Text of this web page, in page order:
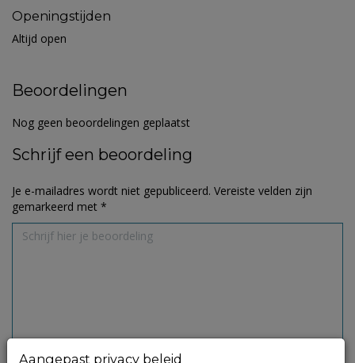
Openingstijden
Altijd open
Beoordelingen
Nog geen beoordelingen geplaatst
Schrijf een beoordeling
Je e-mailadres wordt niet gepubliceerd. Vereiste velden zijn
gemarkeerd met *
Aangepast privacy beleid